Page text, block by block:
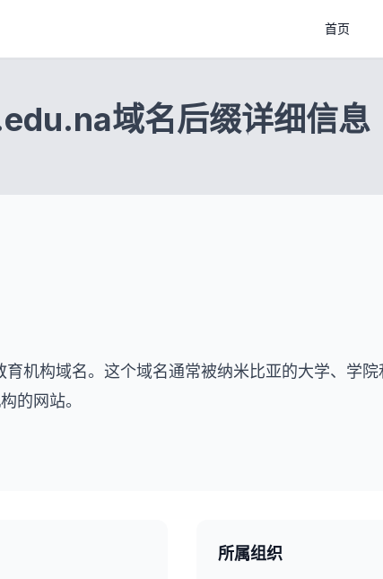
首页
域名后缀详细信息
机构域名。这个域名通常被纳米比亚的大学、学
的网站。
所属组织